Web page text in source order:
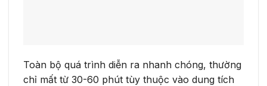
Toàn bộ quá trình diễn ra nhanh chóng, thường
chỉ mất từ 30-60 phút tùy thuộc vào dung tích